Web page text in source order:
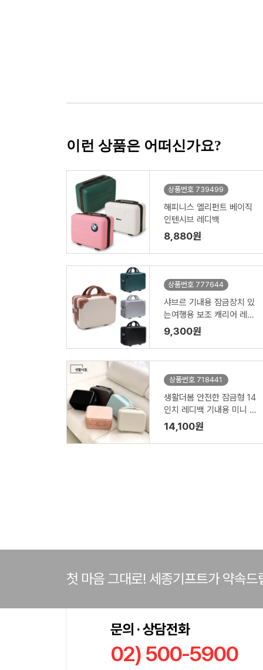
이런 상품은 어떠신가요?
상품번호 739499
해피니스 엘리펀트 베이직
인텐시브 레디백
8,880원
상품번호 777644
샤브르 기내용 잠금장치 있
는여행용 보조 캐리어 레디
백
9,300원
상품번호 718441
생활더봄 안전한 잠금형 14
인치 레디백 기내용 미니 캐
리어
14,100원
첫 마음 그대로! 세종기프트가 약속드
문의 · 상담전화
02) 500-5900